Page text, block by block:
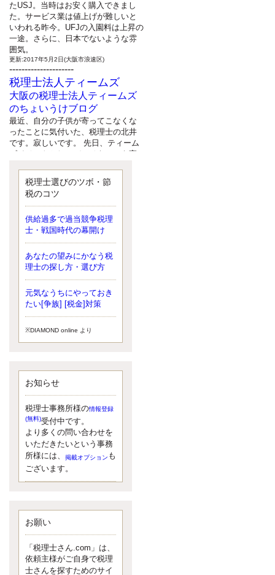
たUSJ。当時はお安く購入できまし
た。サービス業は値上げが難しいと
いわれる昨今。UFJの入園料は上昇の
一途。さらに、日本でないような雰
囲気。
更新:2017年5月2日(大阪市浪速区)
---------------------
税理士法人ティームズ
大阪の税理士法人ティームズ
のちょいうけブログ
最近、自分の子供が寄ってこなくな
ったことに気付いた、税理士の北井
です。寂しいです。 先日、ティーム
ズイベントとしてバーベキューを実
と思いましたが、そこはセンスある
後のブロガーに任せようと思いま
更新:2017年5月1日(大阪市北区)
---------------------
サクセス会計事務所
サクセス税理士のお役立ちブ
ログ
平成２７年１月１日以降開始の相続
より、相続税の基礎控除額（相続税
が課税されない遺産の上限額）が縮
小されたため、お亡くなりになった
更新:2017年5月1日(大阪市中央区)
---------------------
湘南のぽっちゃり女性税理士
松村文子と湘南ＢＵ
また最近、税理士試験のご相談を受
けることおおくなりました。受験申
し込み受け付け開始になるからです
ね。勉強したが、中途半端なので、
受験が無駄に思っている人もいるよ
うです。まず、私ならダメと思う前
に、全力で勝負してみたいです！
更新:2017年5月1日(神奈川県藤沢市)
---------------------
イクメン税理士による税金ブ
ログです。
なくて七クセ 目は口ほどにモノを言
う 色んなことわざがありますが、無
意識に出ている身体のサイン。 心理
学では、ちゃんと意味があるようで
税理士選びのツボ・節
税のコツ
供給過多で過当競争税理
士・戦国時代の幕開け
あなたの望みにかなう税
理士の探し方・選び方
元気なうちにやっておき
たい[争族] [税金]対策
※DIAMOND online より
お知らせ
税理士事務所様の情報登録
(無料)受付中です。
より多くの問い合わせを
いただきたいという事務
所様には、
掲載オプション も
ございます。
お願い
「税理士さん.com」は、
依頼主様がご自身で税理
士さんを探すためのサイ